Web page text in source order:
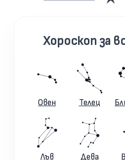
Хороскоп за
Овен Телец
Лъв Дева